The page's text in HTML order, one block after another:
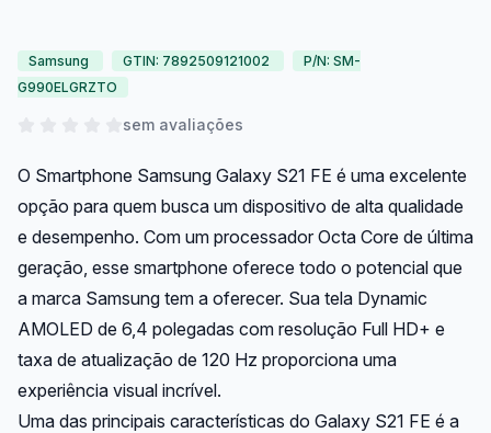
Samsung GTIN: 7892509121002
P/N: SM-
G990ELGRZTO
sem avaliações
O Smartphone Samsung Galaxy S21 FE é uma excelente
opção para quem busca um dispositivo de alta qualidade
e desempenho. Com um processador Octa Core de última
geração, esse smartphone oferece todo o potencial que
a marca Samsung tem a oferecer. Sua tela Dynamic
AMOLED de 6,4 polegadas com resolução Full HD+ e
taxa de atualização de 120 Hz proporciona uma
experiência visual incrível.
Uma das principais características do Galaxy S21 FE é a